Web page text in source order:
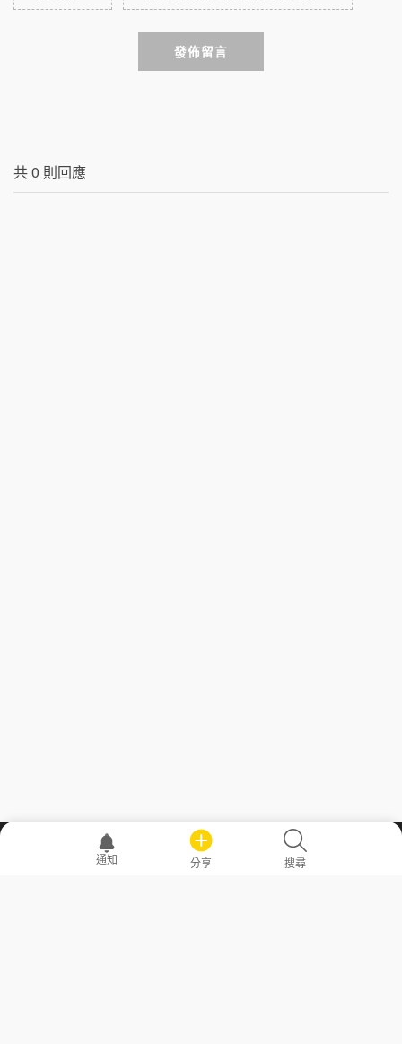
發佈留言
共0 則回應
職場透明化運動
通知 分享 搜尋